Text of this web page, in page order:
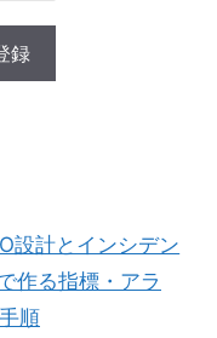
計とインシデン
作る指標・アラ
順